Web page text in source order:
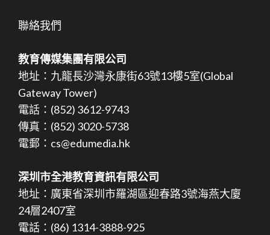
聯絡我們
教育傳媒集團有限公司
地址：九龍長沙灣永康街63號13樓5室(Global
Gateway Tower)
電話：(852) 3612-9743
傳真：(852) 3020-5738
電郵：cs@edumedia.hk
深圳市全港教育資訊有限公司
地址：廣東省深圳市羅湖區迎春路3號海燕大廈
24層2407室
電話：(86) 1314-3888-925